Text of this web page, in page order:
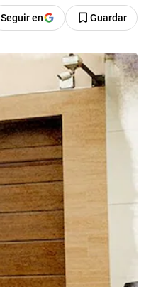
Seguir en Guardar